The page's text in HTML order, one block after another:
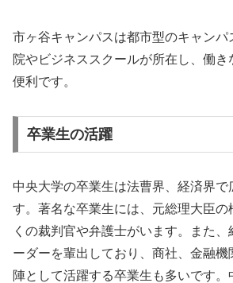
市ヶ谷キャンパスは都市型のキャンパ
院やビジネススクールが所在し、働き
便利です。
卒業生の活躍
中央大学の卒業生は法曹界、経済界で
す。著名な卒業生には、元総理大臣の
くの裁判官や弁護士がいます。また、
ーダーを輩出しており、商社、金融機
陣として活躍する卒業生も多いです